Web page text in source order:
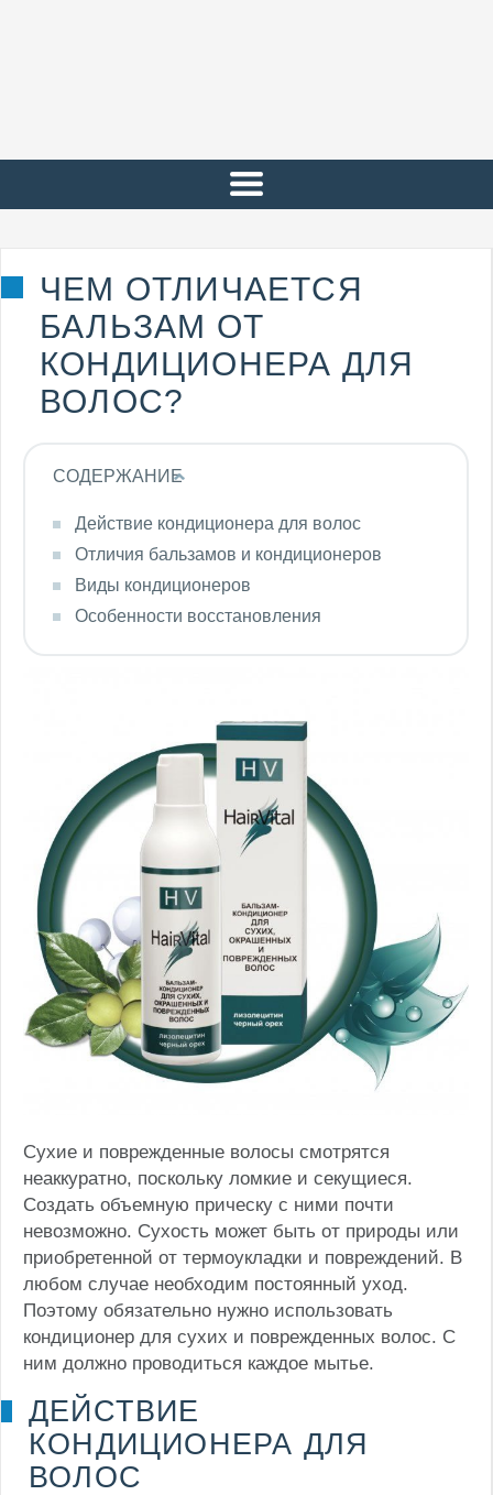
ЧЕМ ОТЛИЧАЕТСЯ
БАЛЬЗАМ ОТ
КОНДИЦИОНЕРА ДЛЯ
ВОЛОС?
СОДЕРЖАНИЕ
Действие кондиционера для волос
Отличия бальзамов и кондиционеров
Виды кондиционеров
Особенности восстановления
Сухие и поврежденные волосы смотрятся
неаккуратно, поскольку ломкие и секущиеся.
Создать объемную прическу с ними почти
невозможно. Сухость может быть от природы или
приобретенной от термоукладки и повреждений. В
любом случае необходим постоянный уход.
Поэтому обязательно нужно использовать
кондиционер для сухих и поврежденных волос. С
ним должно проводиться каждое мытье.
ДЕЙСТВИЕ
КОНДИЦИОНЕРА ДЛЯ
ВОЛОС